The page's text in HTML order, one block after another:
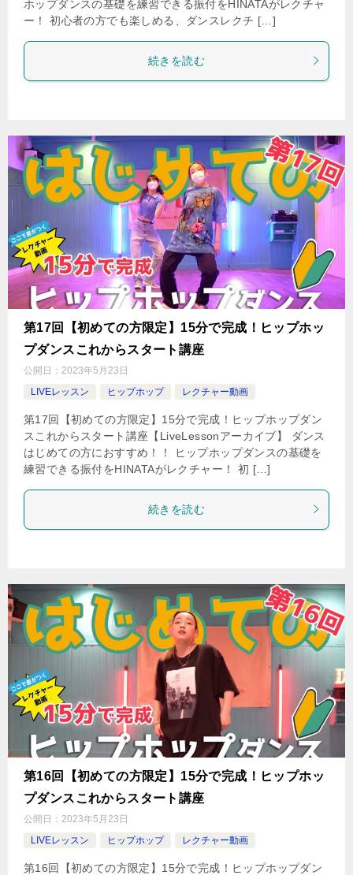
ホップダンスの基礎を練習できる振付をHINATAがレクチャ
ー！ 初心者の方でも楽しめる、ダンスレクチ […]
続きを読む
第17回【初めての方限定】15分で完成！ヒップホッ
プダンスこれからスタート講座
公開日： 2023年5月23日
LIVEレッスン
ヒップホップ レクチャー動画
第17回【初めての方限定】15分で完成！ヒップホップダン
スこれからスタート講座【LiveLessonアーカイブ】 ダンス
はじめての方におすすめ！！ ヒップホップダンスの基礎を
練習できる振付をHINATAがレクチャー！ 初 […]
続きを読む
第16回【初めての方限定】15分で完成！ヒップホッ
プダンスこれからスタート講座
公開日： 2023年5月23日
LIVEレッスン
ヒップホップ レクチャー動画
第16回【初めての方限定】15分で完成！ヒップホップダン